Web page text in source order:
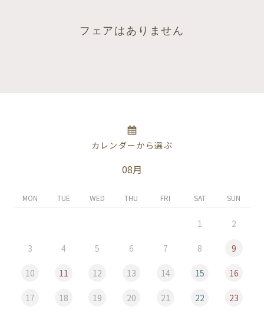
フェアはありません
カレンダーから選ぶ
08月
MON TUE WED THU FRI SAT SUN
1 2
3 4 5 6 7 8 9
10 11 12 13 14 15 16
17 18 19 20 21 22 23